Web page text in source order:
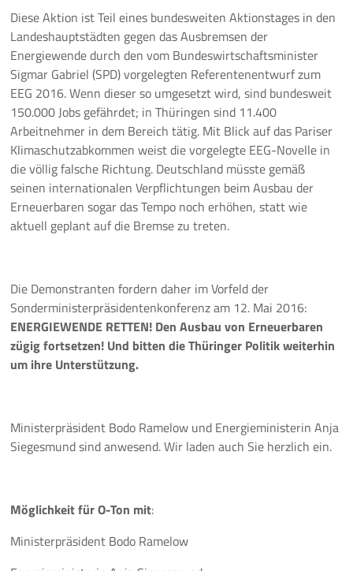
Statements
Positionen
Jobs
Mediathek
Akkreditierung
Mehr
Diese Aktion ist Teil eines bundesweiten Aktionstages in den
Landeshauptstädten gegen das Ausbremsen der
Energiewende durch den vom Bundeswirtschaftsminister
Sigmar Gabriel (SPD) vorgelegten Referentenentwurf zum
EEG 2016. Wenn dieser so umgesetzt wird, sind bundesweit
150.000 Jobs gefährdet; in Thüringen sind 11.400
Arbeitnehmer in dem Bereich tätig. Mit Blick auf das Pariser
Klimaschutzabkommen weist die vorgelegte EEG-Novelle in
die völlig falsche Richtung. Deutschland müsste gemäß
seinen internationalen Verpflichtungen beim Ausbau der
Erneuerbaren sogar das Tempo noch erhöhen, statt wie
aktuell geplant auf die Bremse zu treten.
Die Demonstranten fordern daher im Vorfeld der
Sonderministerpräsidentenkonferenz am 12. Mai 2016:
ENERGIEWENDE RETTEN! Den Ausbau von Erneuerbaren
zügig fortsetzen! Und bitten die Thüringer Politik weiterhin
um ihre Unterstützung.
Ministerpräsident Bodo Ramelow und Energieministerin Anja
Siegesmund sind anwesend. Wir laden auch Sie herzlich ein.
Möglichkeit für O-Ton mit:
Ministerpräsident Bodo Ramelow